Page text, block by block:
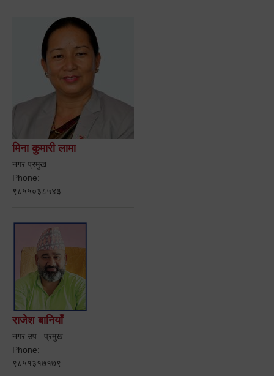
मिना कुमारी लामा
नगर प्रमुख
Phone:
९८५५०३८५४३
राजेश बानियाँ
नगर उप– प्रमुख
Phone:
९८५१३१७१७९